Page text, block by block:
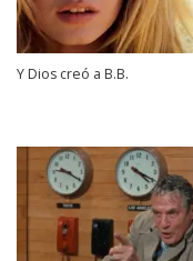
Y Dios creó a B.B.